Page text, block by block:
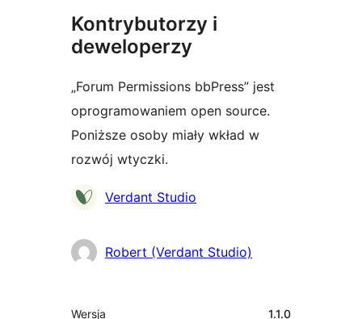
Kontrybutorzy i
deweloperzy
„Forum Permissions bbPress” jest
oprogramowaniem open source.
Poniższe osoby miały wkład w
rozwój wtyczki.
Zaangażowani
Verdant Studio
Robert (Verdant Studio)
Meta
Wersja 1.1.0